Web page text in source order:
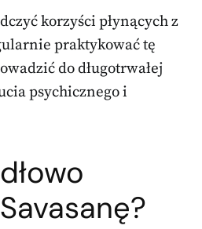
korzyści płynących z
praktykować tę
do długotrwałej
psychicznego i